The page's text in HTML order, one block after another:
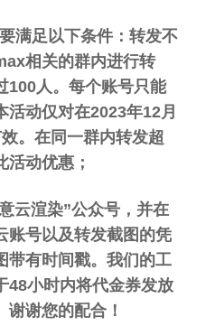
满足以下条件：转发不
相关的群内进行转
100人。每个账号只能
活动仅对在2023年12月
。在同一群内转发超
活动优惠；
云渲染”公众号，并在
账号以及转发截图的凭
带有时间戳。我们的工
48小时内将代金券发放
谢您的配合！